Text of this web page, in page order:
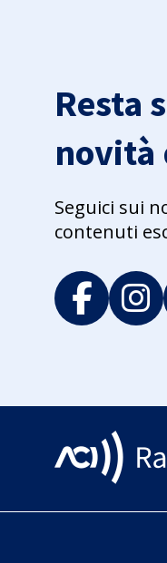
Resta
novità
Seguici sui
contenuti